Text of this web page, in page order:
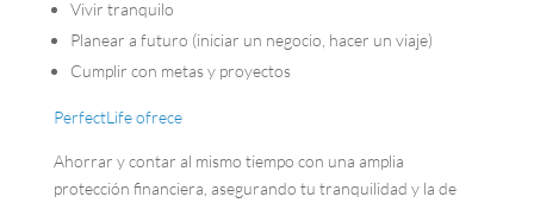
Vivir tranquilo
Planear a futuro (iniciar un negocio, hacer un viaje)
Cumplir con metas y proyectos
PerfectLife ofrece
Ahorrar y contar al mismo tiempo con una amplia
protección financiera, asegurando tu tranquilidad y la de